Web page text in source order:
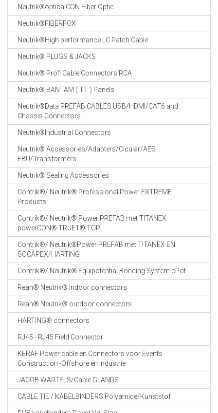
OCC OPTICAL
FIBER CABLE
GE-ASSEMBLEERDE
19" RACKS
EN
TOEBEHOREN
CABLE EQUIPEMENTS
Neutrik®opticalCON Fiber Optic
Neutrik®FIBERFOX
Neutrik®High performance LC Patch Cable
Neutrik® PLUGS & JACKS
Neutrik® Profi Cable Connectors RCA
Neutrik® BANTAM ( TT ) Panels
Neutrik®Data PREFAB CABLES USB/HDMI/CAT6 and
Chassis Connectors
Neutrik®Industrial Connectors
Neutrik® Accessories/Adapters/Cicular/AES
EBU/Transformers
Neutrik® Sealing Accessories
Contrik®/ Neutrik® Professional Power EXTREME
Products
Contrik®/ Neutrik® Power PREFAB met TITANEX
powerCON® TRUE1® TOP
Contrik®/ Neutrik®Power PREFAB met TITANEX EN
SOCAPEX/HARTING
Contrik®/ Neutrik® Equipotential Bonding System cPot
Rean® Neutrik® Indoor connectors
Rean® Neutrik® outdoor connectors
HARTING® connectors
RJ45 - RJ45 Field Connector
KERAF Power cable en Connectors voor Events
Construction -Offshore en Industrie
JACOB WARTELS/Cable GLANDS
CABLE TIE / KABELBINDERS Polyamide/Kunststof